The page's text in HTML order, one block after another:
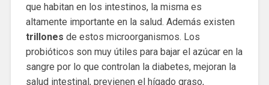
que habitan en los intestinos, la misma es
altamente importante en la salud. Además existen
trillones de estos microorganismos. Los
probióticos son muy útiles para bajar el azúcar en la
sangre por lo que controlan la diabetes, mejoran la
salud intestinal, previenen el hígado graso,